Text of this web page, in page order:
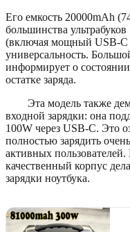
Его емкость 20000mAh
большинства
(включая мощный USB-C
универсальность.
информирует о
остатке заряда.
Эта модель также
входной зарядки: она
100W через USB-C. Это
полностью зарядить
активных
качественный корпус
зарядки ноутбука.